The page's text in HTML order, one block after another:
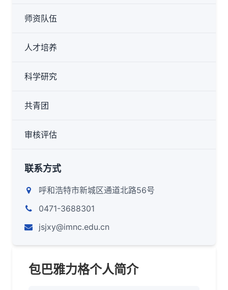
师资队伍
人才培养
科学研究
共青团
审核评估
联系方式
呼和浩特市新城区通道北路56号
0471-3688301
jsjxy@imnc.edu.cn
包巴雅力格个人简介